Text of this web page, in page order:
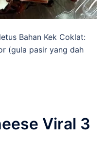
Bahan Kek Coklat:
(gula pasir yang dah
Viral 3